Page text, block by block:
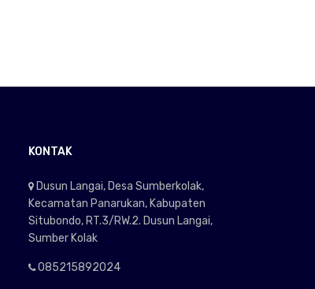
KONTAK
Dusun Langai, Desa Sumberkolak,
Kecamatan Panarukan, Kabupaten
Situbondo, RT.3/RW.2. Dusun Langai,
Sumber Kolak
085215892024